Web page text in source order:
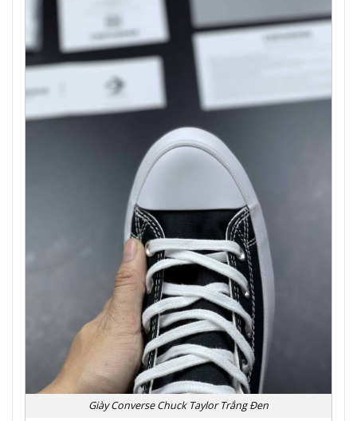
Giày Converse Chuck Taylor Trắng Đen